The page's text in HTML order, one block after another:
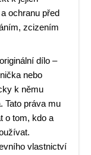
ochranu před
zcizením
dílo –
nebo
k němu
Tato práva mu
o tom, kdo a
vlastnictví